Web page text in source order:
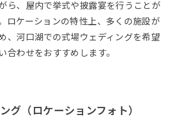
ら、屋内で挙式や披露宴を行うことが
ロケーションの特性上、多くの施設が
、河口湖での式場ウェディングを希望
合わせをおすすめします。
グ（ロケーションフォト）